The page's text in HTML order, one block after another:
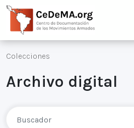
Colecciones
Archivo digital